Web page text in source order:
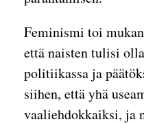
Feminismi toi
että naisten tulisi
politiikassa ja
siihen, että yhä
vaaliehdokkaiksi, ja